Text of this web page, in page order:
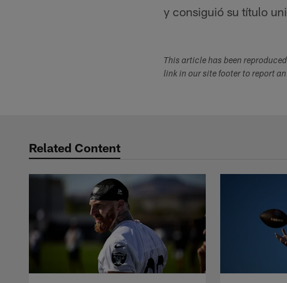
y consiguió su título
This article has been
link in our site footer to report
Related Content